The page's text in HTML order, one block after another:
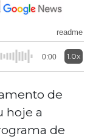
readme
0:00 1.0x
de
hoje a
de